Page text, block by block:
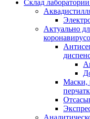
Склад
Актуально
Маски,